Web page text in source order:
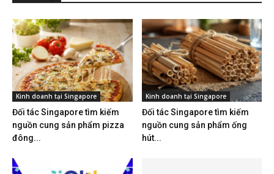
Kinh doanh tại Singapore
Đối tác Singapore tìm kiếm
nguồn cung sản phẩm pizza
đông...
Kinh doanh tại Singapore
Đối tác Singapore tìm kiếm
nguồn cung sản phẩm ống
hút...